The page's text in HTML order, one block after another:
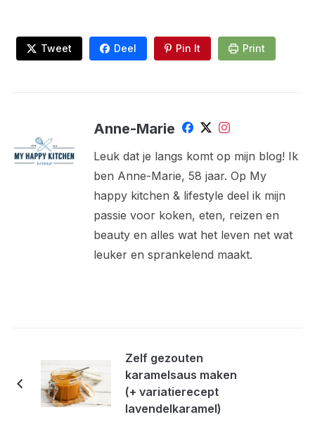
Tweet Deel Pin It Print
Anne-Marie
Leuk dat je langs komt op mijn blog! Ik
ben Anne-Marie, 58 jaar. Op My
happy kitchen & lifestyle deel ik mijn
passie voor koken, eten, reizen en
beauty en alles wat het leven net wat
leuker en sprankelend maakt.
Zelf gezouten
karamelsaus maken
(+ variatierecept
lavendelkaramel)